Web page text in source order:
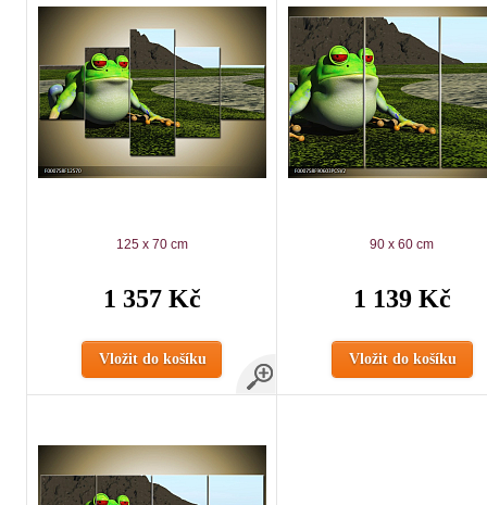
125 x 70 cm
1 357 Kč
Vložit do košíku
90 x 60 cm
1 139 Kč
Vložit do košíku